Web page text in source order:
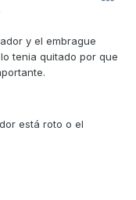
y el embrague
tenia quitado por que
está roto o el